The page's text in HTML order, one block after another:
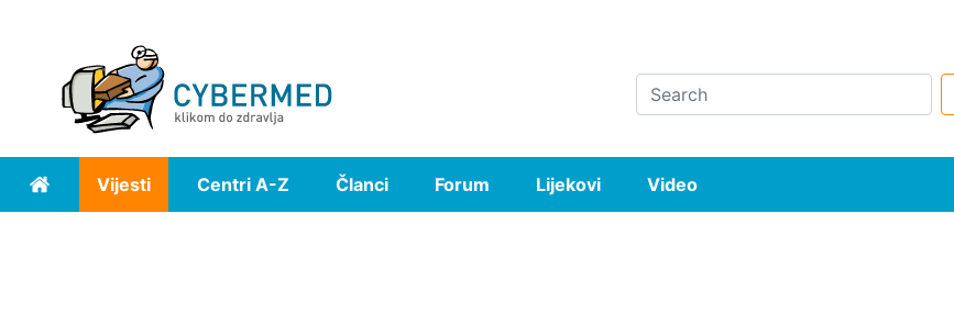
Search
Home Vijesti Centri A-Z Članci Forum Lijekovi Video